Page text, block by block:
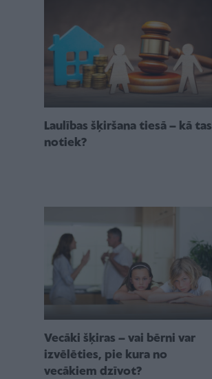
Laulības šķiršana tiesā – kā tas
notiek?
Vecāki šķiras – vai bērni var
izvēlēties, pie kura no
vecākiem dzīvot?